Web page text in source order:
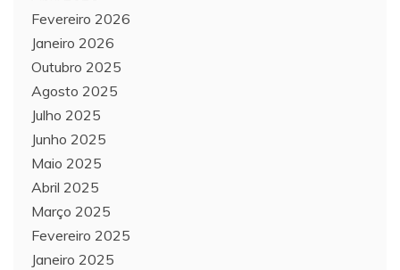
Fevereiro 2026
Janeiro 2026
Outubro 2025
Agosto 2025
Julho 2025
Junho 2025
Maio 2025
Abril 2025
Março 2025
Fevereiro 2025
Janeiro 2025